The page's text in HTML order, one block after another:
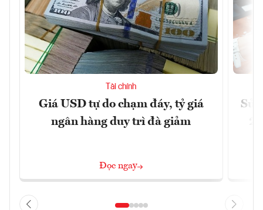
Tài chính
Giá USD tự do chạm đáy, tỷ giá
ngân hàng duy trì đà giảm
Đọc ngay